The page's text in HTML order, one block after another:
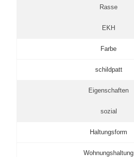
Rasse
EKH
Farbe
schildpatt
Eigenschaften
sozial
Haltungsform
Wohnungshaltung